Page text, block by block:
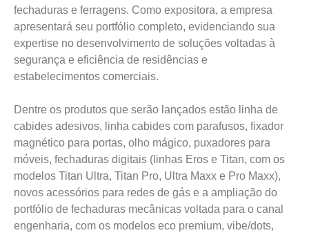
fechaduras e ferragens. Como expositora, a empresa
apresentará seu portfólio completo, evidenciando sua
expertise no desenvolvimento de soluções voltadas à
segurança e eficiência de residências e
estabelecimentos comerciais.
Dentre os produtos que serão lançados estão linha de
cabides adesivos, linha cabides com parafusos, fixador
magnético para portas, olho mágico, puxadores para
móveis, fechaduras digitais (linhas Eros e Titan, com os
modelos Titan Ultra, Titan Pro, Ultra Maxx e Pro Maxx),
novos acessórios para redes de gás e a ampliação do
portfólio de fechaduras mecânicas voltada para o canal
engenharia, com os modelos eco premium, vibe/dots,